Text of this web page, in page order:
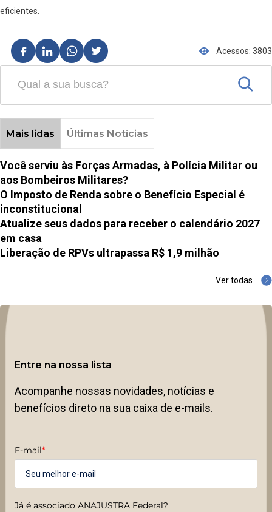
eficientes.
Acessos: 3803
Mais lidas Últimas Notícias
Você serviu às Forças Armadas, à Polícia Militar ou
aos Bombeiros Militares?
O Imposto de Renda sobre o Benefício Especial é
inconstitucional
Atualize seus dados para receber o calendário 2027
em casa
Liberação de RPVs ultrapassa R$ 1,9 milhão
Ver todas
Entre na nossa lista
Acompanhe nossas novidades, notícias e
benefícios direto na sua caixa de e-mails.
E-mail*
Já é associado ANAJUSTRA Federal?